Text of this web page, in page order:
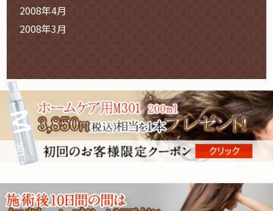
2008年4月
2008年3月